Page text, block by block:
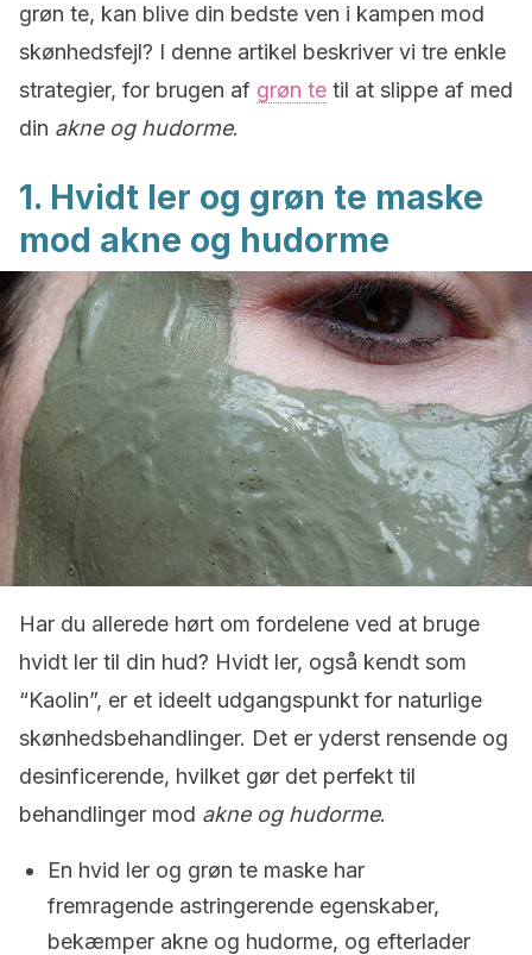
grøn te, kan blive din bedste ven i kampen mod
skønhedsfejl? I denne artikel beskriver vi tre enkle
strategier, for brugen af grøn te til at slippe af med
din akne og hudorme.
1. Hvidt ler og grøn te maske
mod akne og hudorme
Har du allerede hørt om fordelene ved at bruge
hvidt ler til din hud? Hvidt ler, også kendt som
“Kaolin”, er et ideelt udgangspunkt for naturlige
skønhedsbehandlinger. Det er yderst rensende og
desinficerende, hvilket gør det perfekt til
behandlinger mod akne og hudorme.
En hvid ler og grøn te maske har
fremragende astringerende egenskaber,
bekæmper akne og hudorme, og efterlader